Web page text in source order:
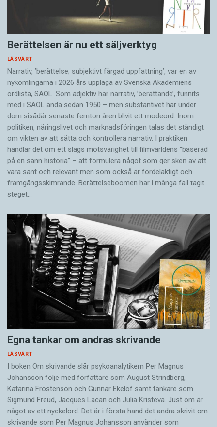
Berättelsen är nu ett säljverktyg
LÄSVÄRT
Narrativ, ’berättelse; subjektivt färgad uppfattning’, var en av
nykomlingarna i 2026 års upplaga av Svenska Akademiens
ordlista, SAOL. Som adjektiv har narrativ, ’berättande’, funnits
med i SAOL ända sedan 1950 – men substantivet har under
dom sisådär senaste femton åren blivit ett modeord. Inom
politiken, näringslivet och marknadsföringen talas det ständigt
om vikten av att sätta och kontrollera narrativ. I praktiken
handlar det om ett slags motsvarighet till filmvärldens ”baserad
på en sann historia” – att formulera något som ger sken av att
vara sant och ­relevant men som också är fördelaktigt och
framgångsskimrande. Berättelseboomen har i många fall tagit
steget…
Egna tankar om andras skrivande
LÄSVÄRT
I boken Om skrivande slår psykoanalytikern Per Magnus
Johansson följe med författare som August Strindberg,
Katarina Frostenson och Gunnar Ekelöf samt tänkare som
Sigmund Freud, Jacques Lacan och Julia Kristeva. Just om är
något av ett nyckelord. Det är i första hand det andra skrivit om
skrivande som Per Magnus Johansson använder som